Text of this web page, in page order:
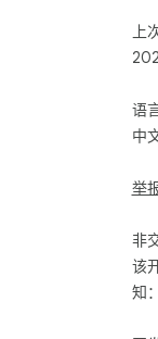
上
举
语
中
非
该
知